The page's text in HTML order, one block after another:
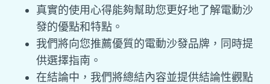
真實的使用心得能夠幫助您更好地了解電動沙
發的優點和特點。
我們將向您推薦優質的電動沙發品牌，同時提
供選擇指南。
在結論中，我們將總結內容並提供結論性觀點